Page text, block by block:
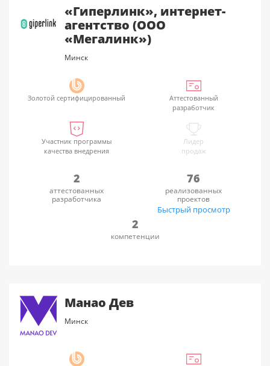
«Гиперлинк», интернет-
агентство (ООО
«Мегалинк»)
Минск
Золотой сертифицированный
Аттестованный
разработчик
Участник программы
качества внедрения
Лидер
продаж
2
аттестованных
разработчика
76
реализованных
проектов
Быстрый просмотр
2
компетенции
Манао Дев
Минск